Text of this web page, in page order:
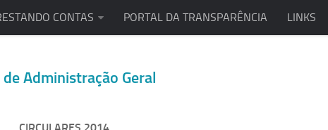
CONTAS PORTAL DA TRANSPARÊNCIA LINKS
Administração Geral